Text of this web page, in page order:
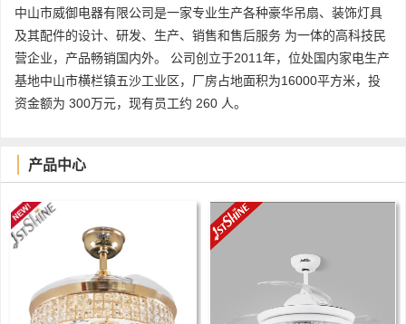
中山市威御电器有限公司是一家专业生产各种豪华吊扇、装饰灯具
及其配件的设计、研发、生产、销售和售后服务 为一体的高科技民
营企业，产品畅销国内外。 公司创立于2011年，位处国内家电生产
基地中山市横栏镇五沙工业区，厂房占地面积为16000平方米，投
资金额为 300万元，现有员工约 260 人。
产品中心